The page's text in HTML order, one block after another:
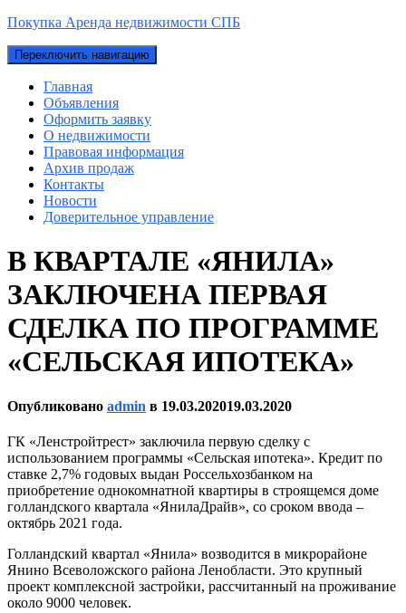
Покупка Аренда недвижимости СПБ
Переключить навигацию
Главная
Объявления
Оформить заявку
О недвижимости
Правовая информация
Архив продаж
Контакты
Новости
Доверительное управление
В КВАРТАЛЕ «ЯНИЛА»
ЗАКЛЮЧЕНА ПЕРВАЯ
СДЕЛКА ПО ПРОГРАММЕ
«СЕЛЬСКАЯ ИПОТЕКА»
Опубликовано admin в 19.03.202019.03.2020
ГК «Ленстройтрест» заключила первую сделку с
использованием программы «Сельская ипотека». Кредит по
ставке 2,7% годовых выдан Россельхозбанком на
приобретение однокомнатной квартиры в строящемся доме
голландского квартала «ЯнилаДрайв», со сроком ввода –
октябрь 2021 года.
Голландский квартал «Янила» возводится в микрорайоне
Янино Всеволожского района Ленобласти. Это крупный
проект комплексной застройки, рассчитанный на проживание
около 9000 человек.